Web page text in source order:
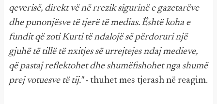
qeverisë, direkt vë në rrezik sigurinë e gazetarëve
dhe punonjësve të tjerë të medias. Është koha e
fundit që zoti Kurti të ndalojë së përdoruri një
gjuhë të tillë të nxitjes së urrejtejes ndaj medieve,
që pastaj reflektohet dhe shumëfishohet nga shumë
prej votuesve të tij." - thuhet mes tjerash në reagim.